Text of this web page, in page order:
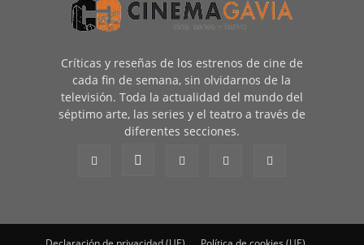
Críticas y reseñas de los estrenos de cine de
cada fin de semana, sin olvidarnos de la
televisión. Toda la actualidad del mundo del
séptimo arte, las series y el teatro a través de
diferentes secciones.